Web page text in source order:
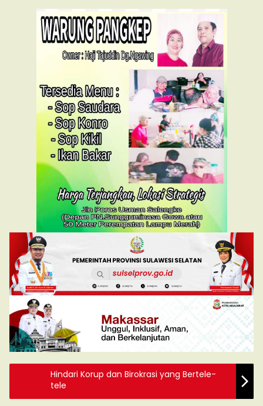
Hindari Korup dan Birokrasi yang Bertele-
tele